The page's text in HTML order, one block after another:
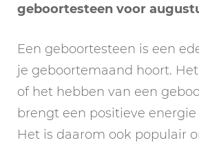
geboortesteen voor
Een geboortesteen is een
je geboortemaand hoort.
of het hebben van een
brengt een positieve
Het is daarom ook populair